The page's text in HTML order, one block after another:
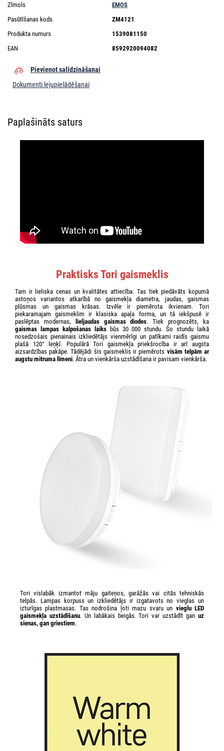
Zīmols
EMOS
Pasūtīšanas kods
ZM4121
Produkta numurs
1539081150
EAN
8592920094082
Pievienot salīdzināšanai
Dokumenti lejupielādēšanai
Paplašināts saturs
Praktisks Tori gaismeklis
Tam ir lieliska cenas un kvalitātes attiecība. Tas tiek piedāvāts kopumā
astoņos variantos atkarībā no gaismekļa diametra, jaudas, gaismas
plūsmas un gaismas krāsas. Izvēle ir piemērota ikvienam. Tori
piekaramajam gaismeklim ir klasiska apaļa forma, un tā iekšpusē ir
paslēptas modernas,
lieljaudas gaismas diodes. Tiek prognozēts, ka
gaismas lampas kalpošanas laiksbūs 30 000 stundu. Šo stundu laikā
nosedzošais pienainais izkliedētājs vienmērīgi un patīkami raidīs gaismu
plašā 120° leņķī. Populārā Tori gaismekļa priekšrocība ir arī augsta
aizsardzības pakāpe. Tādējādi šis gaismeklis ir piemērots visām telpām ar
augstu mitruma līmeni. Ātra un vienkārša uzstādīšana ir pavisam vienkārša.
Tori vislabāk izmantot māju gaiteņos, garāžās vai citās tehniskās
telpās. Lampas korpuss un izkliedētājs ir izgatavots no vieglas un
izturīgas plastmasas. Tas nodrošina ļoti mazu svaru un vieglu LED
gaismekļa uzstādīšanu. Un labākais beigās. Tori var uzstādīt ganuz
sienas, gan griestiem.